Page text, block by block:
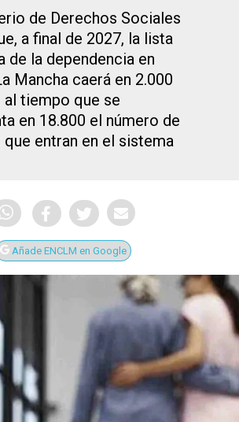
de Derechos Sociales
a final de 2027, la lista
de la dependencia en
Mancha caerá en 2.000
al tiempo que se
en 18.800 el número de
que entran en el sistema
Añade ENCLM en Google